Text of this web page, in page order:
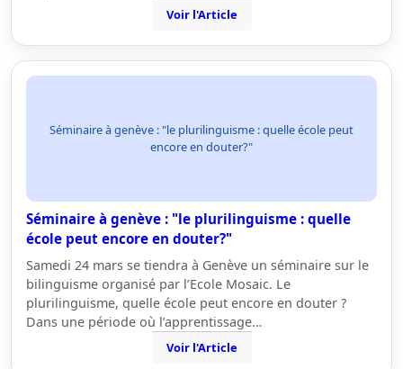
Voir l'Article
Séminaire à genève : "le plurilinguisme : quelle école peut
encore en douter?"
Séminaire à genève : "le plurilinguisme : quelle
école peut encore en douter?"
Samedi 24 mars se tiendra à Genève un séminaire sur le
bilinguisme organisé par l’Ecole Mosaic. Le
plurilinguisme, quelle école peut encore en douter ?
Dans une période où l’apprentissage…
Voir l'Article